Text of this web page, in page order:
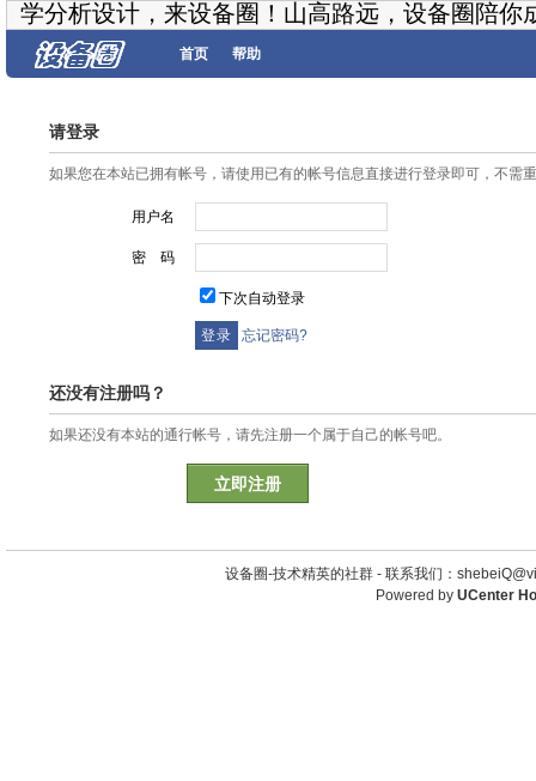
学分析设计，来设备圈！山高路远，设备圈陪你
首页 帮助
请登录
如果您在本站已拥有帐号，请使用已有的帐号信息直接进行登录即可，不需
用户名
密 码
下次自动登录
忘记密码?
还没有注册吗？
如果还没有本站的通行帐号，请先注册一个属于自己的帐号吧。
立即注册
设备圈-技术精英的社群 - 联系我们：
Powered by UCenter